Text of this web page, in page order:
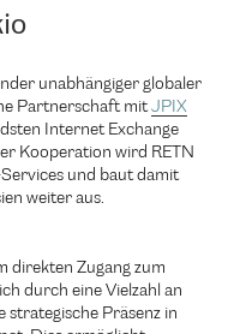
unabhängiger globaler
Partnerschaft mitJPIX
Internet Exchange
Kooperation wird RETN
und baut damit
weiter aus.
direkten Zugang zum
durch eine Vielzahl an
strategische Präsenz in